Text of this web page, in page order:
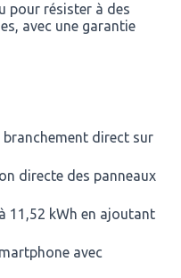
pour résister à des
avec une garantie
direct sur
directe des panneaux
11,52 kWh en ajoutant
avec